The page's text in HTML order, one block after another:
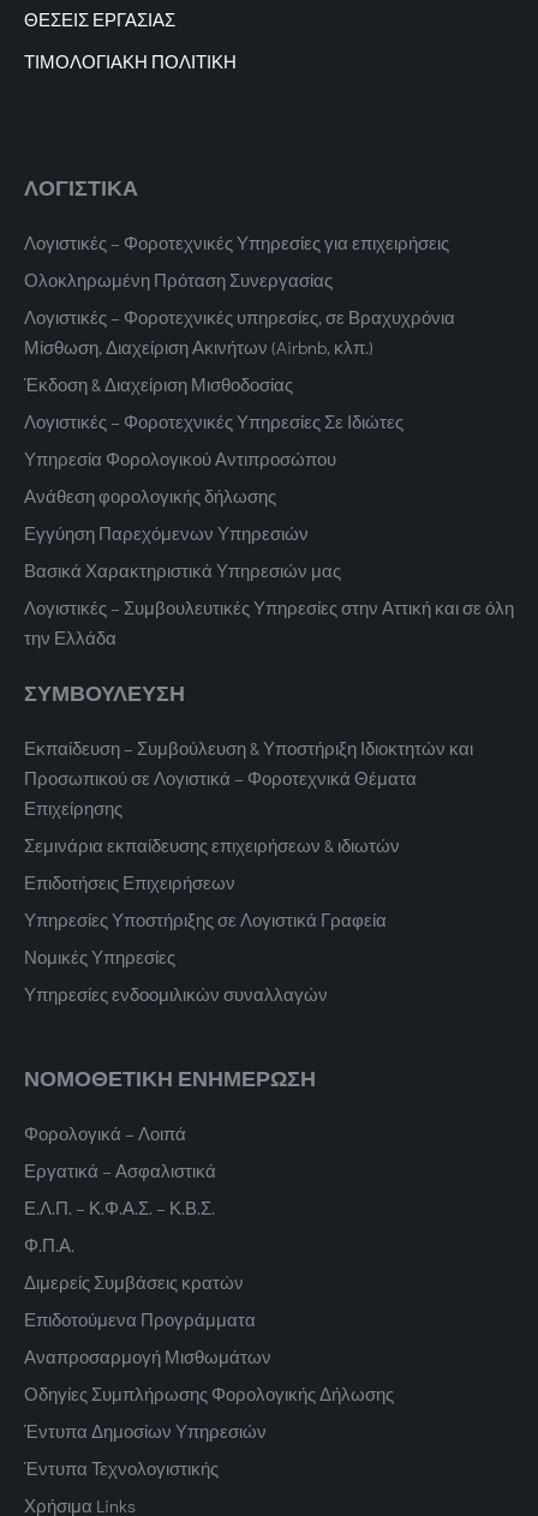
ΘΕΣΕΙΣ ΕΡΓΑΣΙΑΣ
ΤΙΜΟΛΟΓΙΑΚΗ ΠΟΛΙΤΙΚΗ
ΛΟΓΙΣΤΙΚΑ
Λογιστικές – Φοροτεχνικές Υπηρεσίες για επιχειρήσεις
Ολοκληρωμένη Πρόταση Συνεργασίας
Λογιστικές – Φοροτεχνικές υπηρεσίες, σε Βραχυχρόνια
Μίσθωση, Διαχείριση Ακινήτων (Airbnb, κλπ.)
Έκδοση & Διαχείριση Μισθοδοσίας
Λογιστικές – Φοροτεχνικές Υπηρεσίες Σε Ιδιώτες
Υπηρεσία Φορολογικού Αντιπροσώπου
Ανάθεση φορολογικής δήλωσης
Εγγύηση Παρεχόμενων Υπηρεσιών
Βασικά Χαρακτηριστικά Υπηρεσιών μας
Λογιστικές – Συμβουλευτικές Υπηρεσίες στην Αττική και σε όλη
την Ελλάδα
ΣΥΜΒΟΥΛΕΥΣΗ
Εκπαίδευση – Συμβούλευση & Υποστήριξη Ιδιοκτητών και
Προσωπικού σε Λογιστικά – Φοροτεχνικά Θέματα
Επιχείρησης
Σεμινάρια εκπαίδευσης επιχειρήσεων & ιδιωτών
Επιδοτήσεις Επιχειρήσεων
Υπηρεσίες Υποστήριξης σε Λογιστικά Γραφεία
Νομικές Υπηρεσίες
Υπηρεσίες ενδοομιλικών συναλλαγών
ΝΟΜΟΘΕΤΙΚΗ ΕΝΗΜΕΡΩΣΗ
Φορολογικά – Λοιπά
Εργατικά – Ασφαλιστικά
Ε.Λ.Π. – Κ.Φ.Α.Σ. – Κ.Β.Σ.
Φ.Π.Α.
Διμερείς Συμβάσεις κρατών
Επιδοτούμενα Προγράμματα
Αναπροσαρμογή Μισθωμάτων
Οδηγίες Συμπλήρωσης Φορολογικής Δήλωσης
Έντυπα Δημοσίων Υπηρεσιών
Έντυπα Τεχνολογιστικής
Χρήσιμα Links